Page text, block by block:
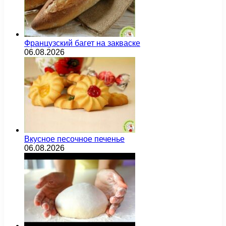
Французский багет на закваске
06.08.2026
Вкусное песочное печенье
06.08.2026